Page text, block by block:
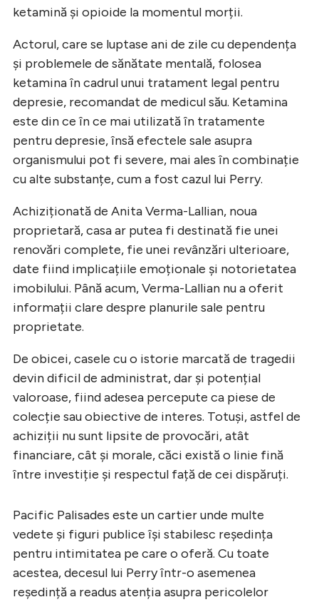
ketamină și opioide la momentul morții.
Actorul, care se luptase ani de zile cu dependența
și problemele de sănătate mentală, folosea
ketamina în cadrul unui tratament legal pentru
depresie, recomandat de medicul său. Ketamina
este din ce în ce mai utilizată în tratamente
pentru depresie, însă efectele sale asupra
organismului pot fi severe, mai ales în combinație
cu alte substanțe, cum a fost cazul lui Perry.
Achiziționată de Anita Verma-Lallian, noua
proprietară, casa ar putea fi destinată fie unei
renovări complete, fie unei revânzări ulterioare,
date fiind implicațiile emoționale și notorietatea
imobilului. Până acum, Verma-Lallian nu a oferit
informații clare despre planurile sale pentru
proprietate.
De obicei, casele cu o istorie marcată de tragedii
devin dificil de administrat, dar și potențial
valoroase, fiind adesea percepute ca piese de
colecție sau obiective de interes. Totuși, astfel de
achiziții nu sunt lipsite de provocări, atât
financiare, cât și morale, căci există o linie fină
între investiție și respectul față de cei dispăruți.
Pacific Palisades este un cartier unde multe
vedete și figuri publice își stabilesc reședința
pentru intimitatea pe care o oferă. Cu toate
acestea, decesul lui Perry într-o asemenea
reședință a readus atenția asupra pericolelor